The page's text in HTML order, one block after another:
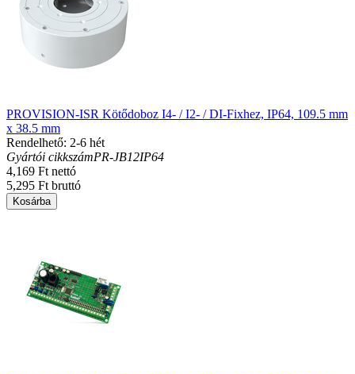
PROVISION-ISR Kötődoboz I4- / I2- / DI-Fixhez, IP64, 109.5 mm
x 38.5 mm
Rendelhető: 2-6 hét
Gyártói cikkszámPR-JB12IP64
4,169 Ft nettó
5,295 Ft bruttó
Kosárba